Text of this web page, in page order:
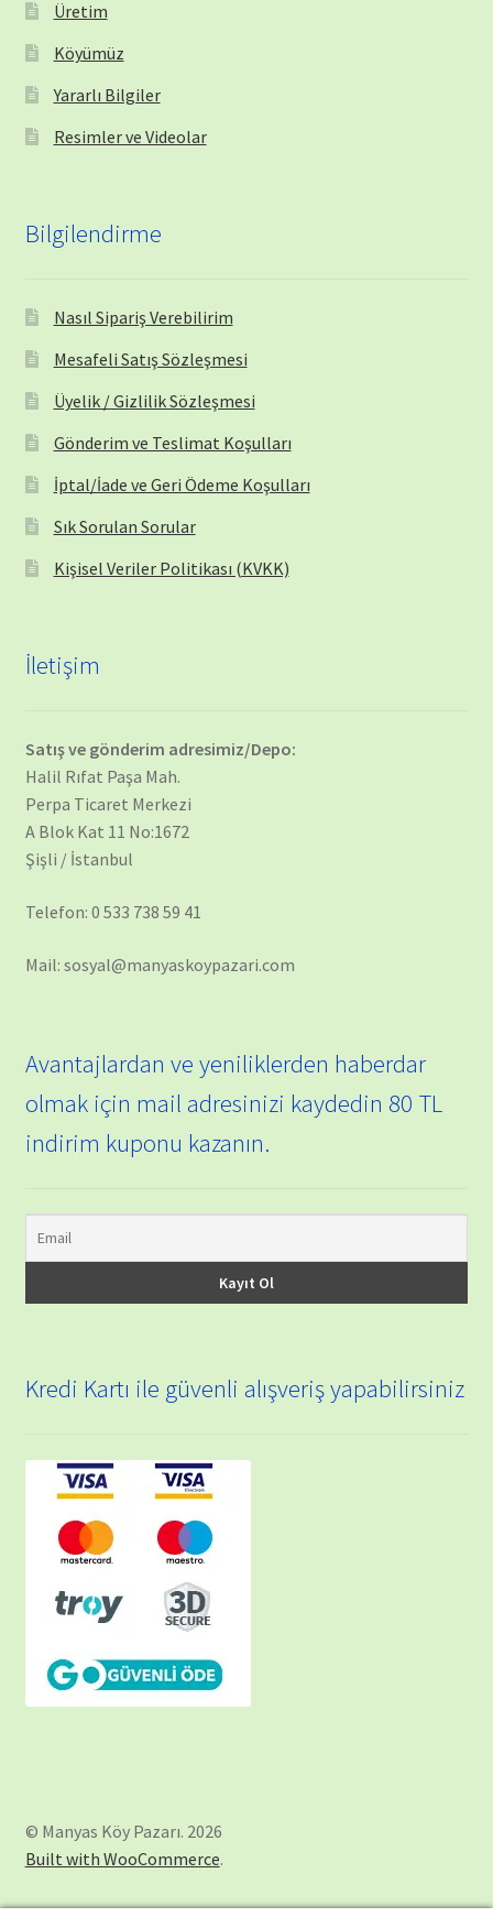
Üretim
Köyümüz
Yararlı Bilgiler
Resimler ve Videolar
Bilgilendirme
Nasıl Sipariş Verebilirim
Mesafeli Satış Sözleşmesi
Üyelik / Gizlilik Sözleşmesi
Gönderim ve Teslimat Koşulları
İptal/İade ve Geri Ödeme Koşulları
Sık Sorulan Sorular
Kişisel Veriler Politikası (KVKK)
İletişim
Satış ve gönderim adresimiz/Depo:
Halil Rıfat Paşa Mah.
Perpa Ticaret Merkezi
A Blok Kat 11 No:1672
Şişli / İstanbul
Telefon: 0 533 738 59 41
Mail: sosyal@manyaskoypazari.com
Avantajlardan ve yeniliklerden haberdar
olmak için mail adresinizi kaydedin 80 TL
indirim kuponu kazanın.
Kredi Kartı ile güvenli alışveriş yapabilirsiniz
© Manyas Köy Pazarı. 2026
Built with WooCommerce.